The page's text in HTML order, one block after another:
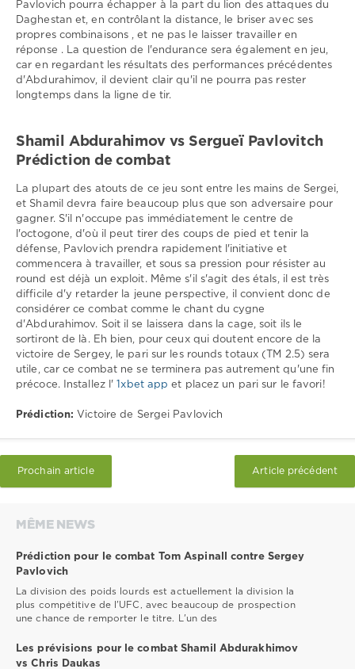
Pavlovich pourra échapper à la part du lion des attaques du
Daghestan et, en contrôlant la distance, le briser avec ses
propres combinaisons , et ne pas le laisser travailler en
réponse . La question de l'endurance sera également en jeu,
car en regardant les résultats des performances précédentes
d'Abdurahimov, il devient clair qu'il ne pourra pas rester
longtemps dans la ligne de tir.
Shamil Abdurahimov vs Sergueï Pavlovitch
Prédiction de combat
La plupart des atouts de ce jeu sont entre les mains de Sergei,
et Shamil devra faire beaucoup plus que son adversaire pour
gagner. S'il n'occupe pas immédiatement le centre de
l'octogone, d'où il peut tirer des coups de pied et tenir la
défense, Pavlovich prendra rapidement l'initiative et
commencera à travailler, et sous sa pression pour résister au
round est déjà un exploit. Même s'il s'agit des étals, il est très
difficile d'y retarder la jeune perspective, il convient donc de
considérer ce combat comme le chant du cygne
d'Abdurahimov. Soit il se laissera dans la cage, soit ils le
sortiront de là. Eh bien, pour ceux qui doutent encore de la
victoire de Sergey, le pari sur les rounds totaux (TM 2.5) sera
utile, car ce combat ne se terminera pas autrement qu'une fin
précoce. Installez l'
1xbet appet placez un pari sur le favori!
Prédiction: Victoire de Sergei Pavlovich
Prochain article Article précédent
MÊME NEWS
Prédiction pour le combat Tom Aspinall contre Sergey
Pavlovich
La division des poids lourds est actuellement la division la
plus compétitive de l'UFC, avec beaucoup de prospection
une chance de remporter le titre. L'un des
Les prévisions pour le combat Shamil Abdurakhimov
vs Chris Daukas